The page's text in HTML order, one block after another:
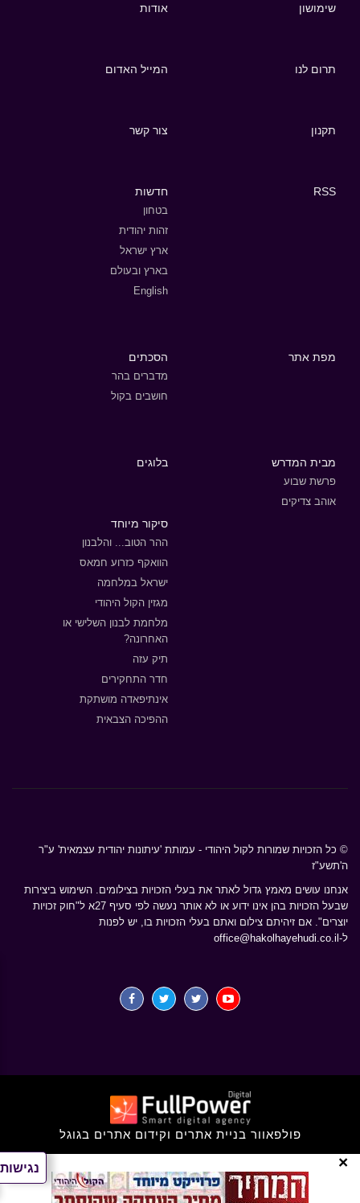
נגישות ×
שימושון אודות
תרום לנו המייל האדום
תקנון צור קשר
RSS חדשות
בטחון
זהות יהודית
ארץ ישראל
בארץ ובעולם
English
מפת אתר הסכתים
מדברים בהר
חושבים בקול
מבית המדרש
פרשת שבוע
אוהב צדיקים
בלוגים
סיקור מיוחד
ההר הטוב... והלבנון
הוואקף כזרוע חמאס
ישראל במלחמה
מגזין הקול היהודי
מלחמת לבנון השלישי או
האחרונה?
תיק עזה
חדר התחקירים
אינתיפאדה מושתקת
ההפיכה הצבאית
© כל הזכויות שמורות לקול היהודי - עמותת 'עיתונות יהודית עצמאית' ע"ר
ה'תשע"ז
אנחנו עושים מאמץ גדול לאתר את בעלי הזכויות בצילומים. השימוש ביצירות
שבעל הזכויות בהן אינו ידוע או לא אותר נעשה לפי סעיף 27א ל"חוק זכויות
יוצרים". אם זיהיתם צילום ואתם בעלי הזכויות בו, יש לפנות
ל- office@hakolhayehudi.co.il
פולפאוור בניית אתרים וקידום אתרים בגוגל